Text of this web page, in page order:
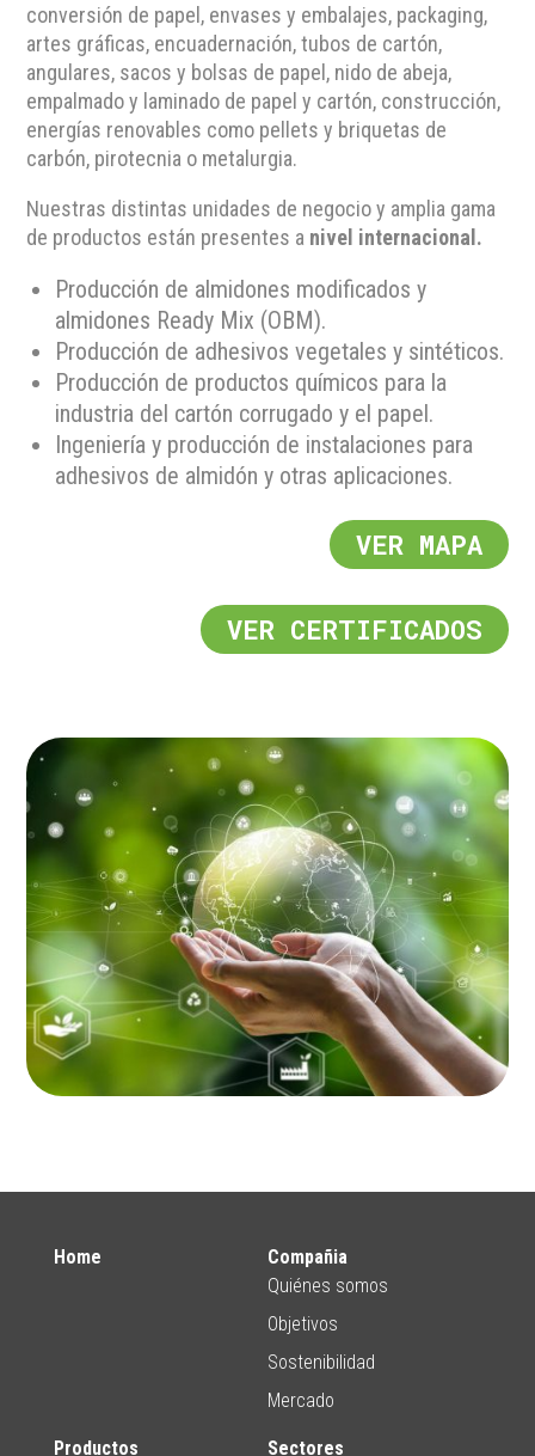
conversión de papel, envases y embalajes, packaging,
artes gráficas, encuadernación, tubos de cartón,
angulares, sacos y bolsas de papel, nido de abeja,
empalmado y laminado de papel y cartón, construcción,
energías renovables como pellets y briquetas de
carbón, pirotecnia o metalurgia.
Nuestras distintas unidades de negocio y amplia gama
de productos están presentes a nivel internacional.
Producción de almidones modificados y
almidones Ready Mix (OBM).
Producción de adhesivos vegetales y sintéticos.
Producción de productos químicos para la
industria del cartón corrugado y el papel.
Ingeniería y producción de instalaciones para
adhesivos de almidón y otras aplicaciones.
VER MAPA
VER CERTIFICADOS
Home
Compañia
Quiénes somos
Objetivos
Sostenibilidad
Mercado
Productos
Sectores